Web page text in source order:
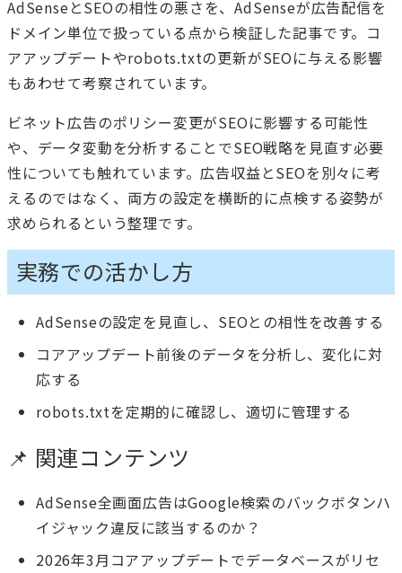
AdSenseとSEOの相性の悪さを、AdSenseが広告配信を
ドメイン単位で扱っている点から検証した記事です。コ
アアップデートやrobots.txtの更新がSEOに与える影響
もあわせて考察されています。
ビネット広告のポリシー変更がSEOに影響する可能性
や、データ変動を分析することでSEO戦略を見直す必要
性についても触れています。広告収益とSEOを別々に考
えるのではなく、両方の設定を横断的に点検する姿勢が
求められるという整理です。
実務での活かし方
AdSenseの設定を見直し、SEOとの相性を改善する
コアアップデート前後のデータを分析し、変化に対
応する
robots.txtを定期的に確認し、適切に管理する
📌 関連コンテンツ
AdSense全画面広告はGoogle検索のバックボタンハ
イジャック違反に該当するのか？
2026年3月コアアップデートでデータベースがリセ